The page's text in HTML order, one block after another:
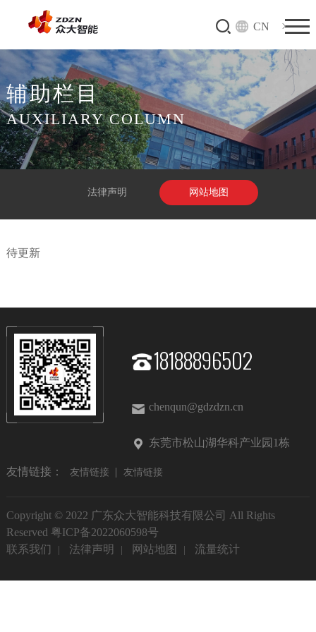
CN
辅助栏目
AUXILIARY COLUMN
法律声明 网站地图
待更新
18188896502
chenqun@gdzdzn.cn
东莞市松山湖华科产业园1栋
友情链接： 友情链接 友情链接
Copyright © 2022 广东众大智能科技有限公司 All Rights
Reserved 粤ICP备2022060598号
联系我们
法律声明 网站地图 流量统计